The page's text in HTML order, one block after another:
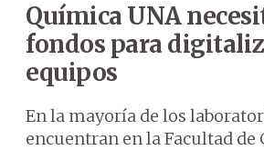
Química UNA
fondos para
equipos
En la mayoría de los
encuentran en la Facultad de